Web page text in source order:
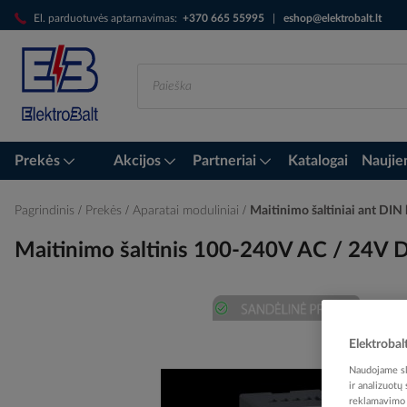
El. parduotuvės aptarnavimas: +370 665 55995 eshop@elektrobalt.lt
Skip
to
Content
Prekės Akcijos Partneriai Katalogai
Pagrindinis Prekės Aparatai moduliniai Maitinimo šaltiniai ant DIN
Maitinimo šaltinis 100-240V AC / 24V
Naudojame
ir analizuotų
reklamavimo